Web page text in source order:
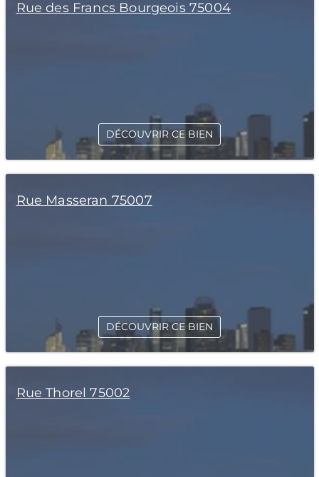
Rue des Francs Bourgeois 75004
DÉCOUVRIR CE BIEN
Rue Masseran 75007
DÉCOUVRIR CE BIEN
Rue Thorel 75002